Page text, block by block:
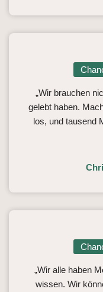
„Wir brauchen
gelebt haben.
los, und tausend
„Wir alle haben
wissen. Wir